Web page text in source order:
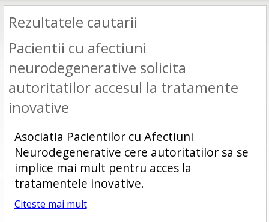
Rezultatele cautarii
Pacientii cu afectiuni
neurodegenerative solicita
autoritatilor accesul la tratamente
inovative
Asociatia Pacientilor cu Afectiuni
Neurodegenerative cere autoritatilor sa se
implice mai mult pentru acces la
tratamentele inovative.
Citeste mai mult